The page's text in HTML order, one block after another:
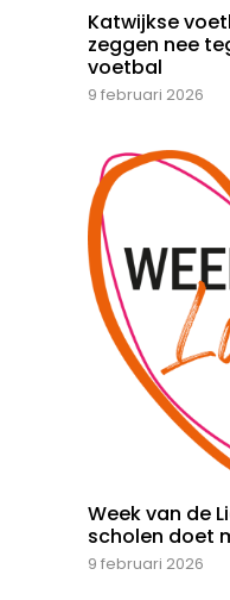
Katwijkse
zeggen nee
voetbal
9 februari 2026
Week van de
scholen doet
9 februari 2026